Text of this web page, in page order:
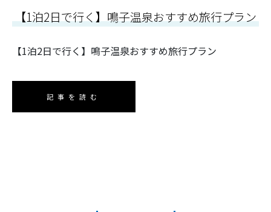
【1泊2日で行く】鳴子温泉おすすめ旅行プラン
【1泊2日で行く】鳴子温泉おすすめ旅行プラン
記事を読む